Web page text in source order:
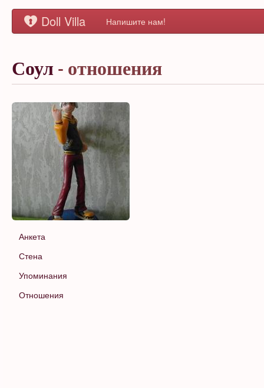
Doll Villa Напишите нам!
Соул - отношения
Анкета
Стена
Упоминания
Отношения